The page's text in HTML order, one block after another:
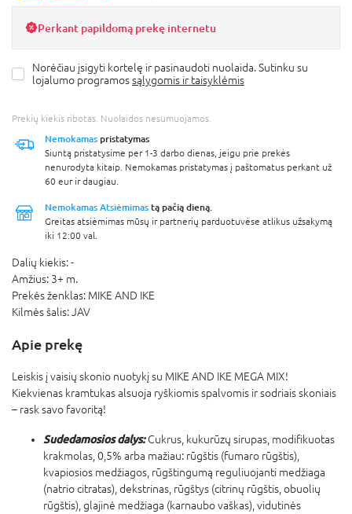
Perkant papildomą prekę internetu
Norėčiau įsigyti kortelę ir pasinaudoti nuolaida. Sutinku su
lojalumo programossąlygomis ir taisyklėmis
Prekių kiekis ribotas. Nuolaidos nesumuojamos.
Nemokamas pristatymas
Siuntą pristatysime per 1-3 darbo dienas, jeigu prie prekės
nenurodyta kitaip. Nemokamas pristatymas į paštomatus perkant už
60 eur ir daugiau.
Nemokamas Atsiėmimas tą pačią dieną.
Greitas atsiėmimas mūsų ir partnerių parduotuvėse atlikus užsakymą
iki 12:00 val.
Dalių kiekis:-
Amžius: 3+ m.
Prekės ženklas: MIKE AND IKE
Kilmės šalis:JAV
Apie prekę
Leiskis į vaisių skonio nuotykį su MIKE AND IKE MEGA MIX!
Kiekvienas kramtukas alsuoja ryškiomis spalvomis ir sodriais skoniais
– rask savo favoritą!
Sudedamosios dalys: Cukrus, kukurūzų sirupas, modifikuotas
krakmolas, 0,5% arba mažiau: rūgštis (fumaro rūgštis),
kvapiosios medžiagos, rūgštingumą reguliuojanti medžiaga
(natrio citratas), dekstrinas, rūgštys (citrinų rūgštis, obuolių
rūgštis), glajinė medžiaga (karnaubo vaškas), vidutinės